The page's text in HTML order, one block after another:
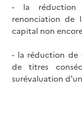
- la réduction
renonciation de
capital non
- la réduction de
de titres
surévaluation